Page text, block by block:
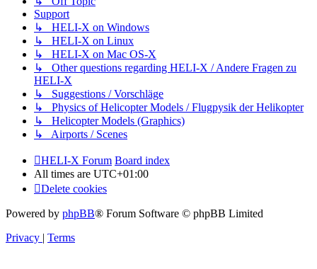
Support
↳ HELI-X on Windows
↳ HELI-X on Linux
↳ HELI-X on Mac OS-X
↳ Other questions regarding HELI-X / Andere Fragen zu
HELI-X
↳ Suggestions / Vorschläge
↳ Physics of Helicopter Models / Flugpysik der Helikopter
↳ Helicopter Models (Graphics)
↳ Airports / Scenes
HELI-X Forum Board index
All times are UTC+01:00
Delete cookies
Powered by phpBB® Forum Software © phpBB Limited
Privacy | Terms